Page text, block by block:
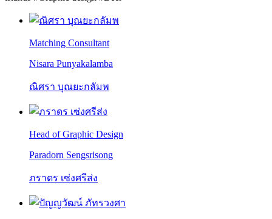
Matching Consultant
Nisara Punyakalamba
ณิศรา บุณยะกลัมพ
Head of Graphic Design
Paradorn Sengsrisong
ภราดร เซ่งศรีส่ง